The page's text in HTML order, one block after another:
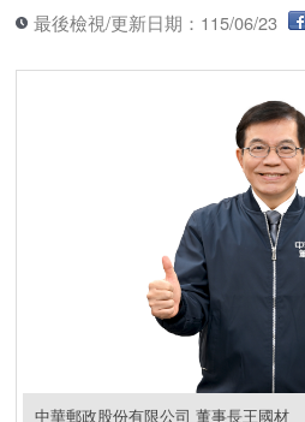
最後檢視/更新日期：115/06/23
中華郵政股份有限公司 董事長王國材